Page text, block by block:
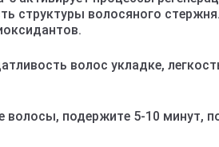
структуры волосяного
волос укладке,
подержите 5-10 минут,